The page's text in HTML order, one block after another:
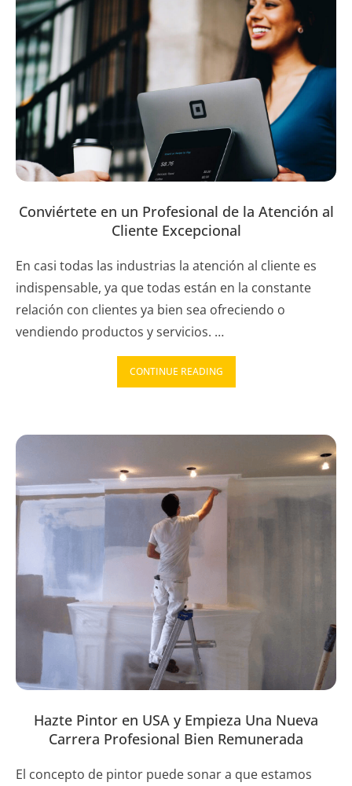
Conviértete en un Profesional de la Atención al
Cliente Excepcional
En casi todas las industrias la atención al cliente es
indispensable, ya que todas están en la constante
relación con clientes ya bien sea ofreciendo o
vendiendo productos y servicios. …
CONTINUE READING
Hazte Pintor en USA y Empieza Una Nueva
Carrera Profesional Bien Remunerada
El concepto de pintor puede sonar a que estamos